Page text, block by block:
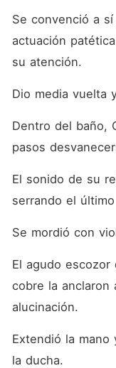
Se convenció a
actuación
su atención.
Dio media vuelta
Dentro del baño,
pasos
El sonido de su
serrando el
Se mordió con
El agudo
cobre la anclaron
alucinación.
Extendió la
la ducha.